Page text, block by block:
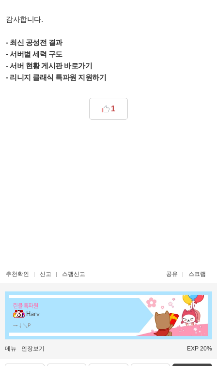
감사합니다.
- 최신 공성전 결과
- 서버별 세력 구도
- 서버 현황 게시판 바로가기
- 리니지 클래식 특파원 지원하기
1
추천확인 신고 스팸신고 공유 스크랩
린클 특파원
Harv
→↓↘P
메뉴 인장보기 EXP 20%